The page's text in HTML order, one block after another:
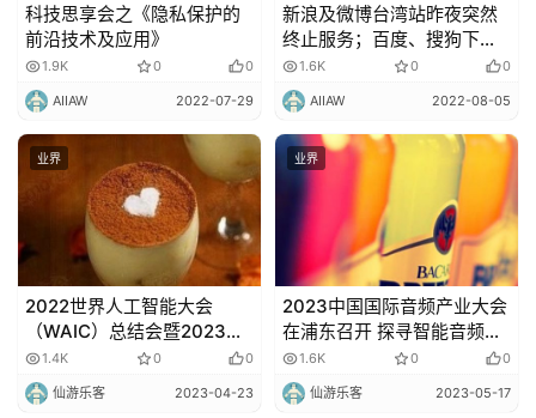
科技思享会之《隐私保护的
前沿技术及应用》
1.9K 0 0
AIIAW 2022-07-29
新浪及微博台湾站昨夜突然
终止服务；百度、搜狗下线
搜索快照功能
1.6K 0 0
AIIAW 2022-08-05
业界
2022世界人工智能大会
（WAIC）总结会暨2023世
界人工智能大会启动会在上
海世博展览馆举行
1.4K 0 0
仙游乐客 2023-04-23
业界
2023中国国际音频产业大会
在浦东召开 探寻智能音频产
业未来发展趋势
1.6K 0 0
仙游乐客 2023-05-17